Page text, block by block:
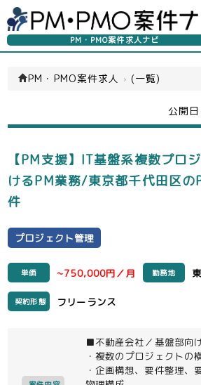
PM・PMO案件求人ナビ
PM・PMO案件求人 › (一覧)
公開日
【PM支援】IT基盤系複数プロ
けるPM業務/東京都千代田区の
件
プロジェクト管理
単価 ~750,000円／月 勤務地
契約形態 フリーランス
■不動産会社／基盤部向
・複数のプロジェクトの
・企画構想、要件整理、